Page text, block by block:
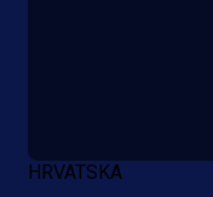
HRVATSKA